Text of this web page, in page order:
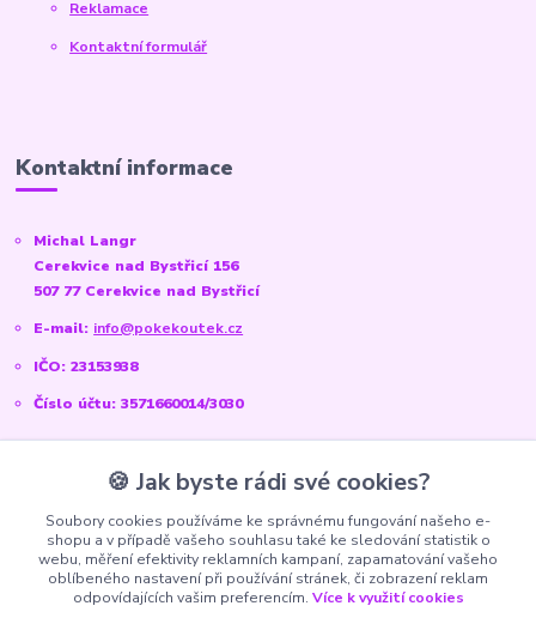
Reklamace
Kontaktní formulář
Kontaktní informace
Michal Langr
Cerekvice nad Bystřicí 156
507 77 Cerekvice nad Bystřicí
E-mail: info@pokekoutek.cz
IČO: 23153938
Číslo účtu: 3571660014/3030
Sociální sítě
Instagram:@pokekoutek.cz
Facebook:@PokeKoutek.cz
🍪 Jak byste rádi své cookies?
Soubory cookies používáme ke správnému fungování našeho e-
shopu a v případě vašeho souhlasu také ke sledování statistik o
webu, měření efektivity reklamních kampaní, zapamatování vašeho
oblíbeného nastavení při používání stránek, či zobrazení reklam
odpovídajících vašim preferencím. Více k využití cookies